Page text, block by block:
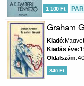
1 100 Ft
Graham
Kiadó
Kiadás éve
Oldalszám
840 Ft